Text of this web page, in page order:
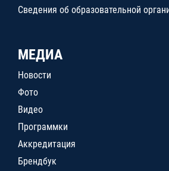
Сведения об образовательной
МЕДИА
Новости
Фото
Видео
Программки
Аккредитация
Брендбук